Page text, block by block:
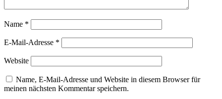
Name *
E-Mail-Adresse *
Website
Name, E-Mail-Adresse und Website in diesem Browser für
meinen nächsten Kommentar speichern.